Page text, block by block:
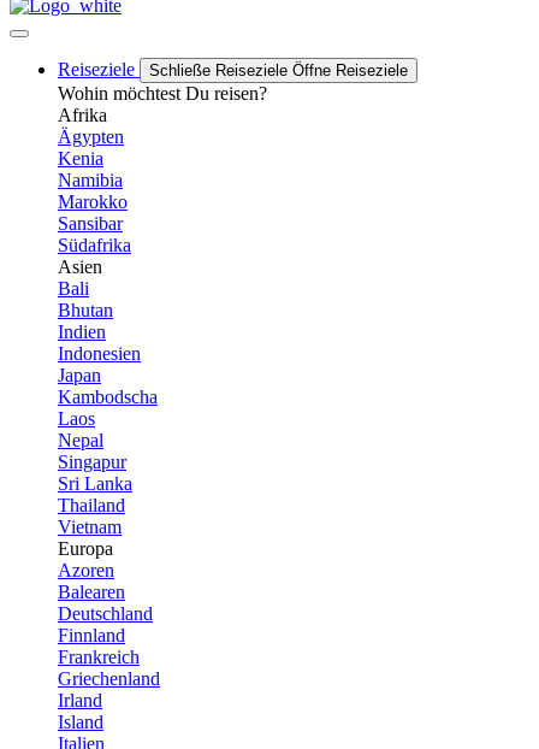
Reiseziele Schließe Reiseziele Öffne Reiseziele
Wohin möchtest Du reisen?
Afrika
Ägypten
Kenia
Namibia
Marokko
Sansibar
Südafrika
Asien
Bali
Bhutan
Indien
Indonesien
Japan
Kambodscha
Laos
Nepal
Singapur
Sri Lanka
Thailand
Vietnam
Europa
Azoren
Balearen
Deutschland
Finnland
Frankreich
Griechenland
Irland
Island
Italien